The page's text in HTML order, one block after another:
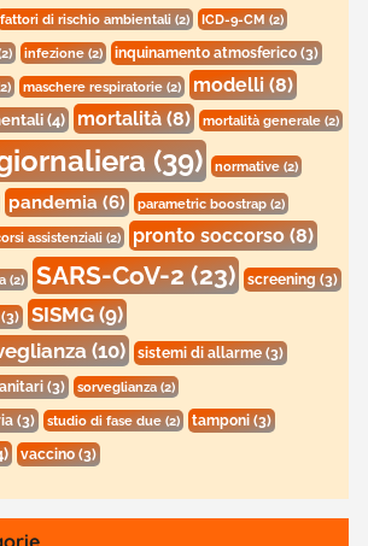
fattori di rischio ambientali (2) ICD-9-CM(2)
infezione(2) inquinamento atmosferico(3)
maschere respiratorie (2) modelli(8)
(4) mortalità(8) mortalità generale(2)
(39) normative(2)
pandemia(6) parametric boostrap (2)
assistenziali (2) pronto soccorso(8)
(2) SARS-CoV-2(23) screening(3)
SISMG(9)
(10) sistemi di allarme(3)
(3) sorveglianza(2)
(3) studio di fase due(2) tamponi(3)
vaccino(3)